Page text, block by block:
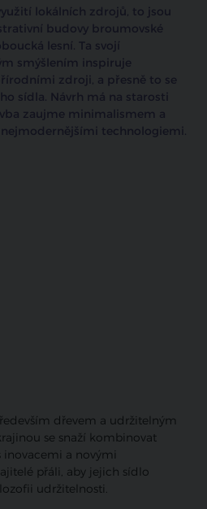
lokálních zdrojů, to jsou
budovy broumovské
lesní. Ta svojí
smýšlením inspiruje
zdroji, a přesně to se
sídla. Návrh má na starosti
zaujme minimalismem a
technologiemi.
dřevem a udržitelným
se snaží kombinovat
inovacemi a novými
přáli, aby jejich sídlo
udržitelnosti.